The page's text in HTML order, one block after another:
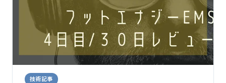
技術記事